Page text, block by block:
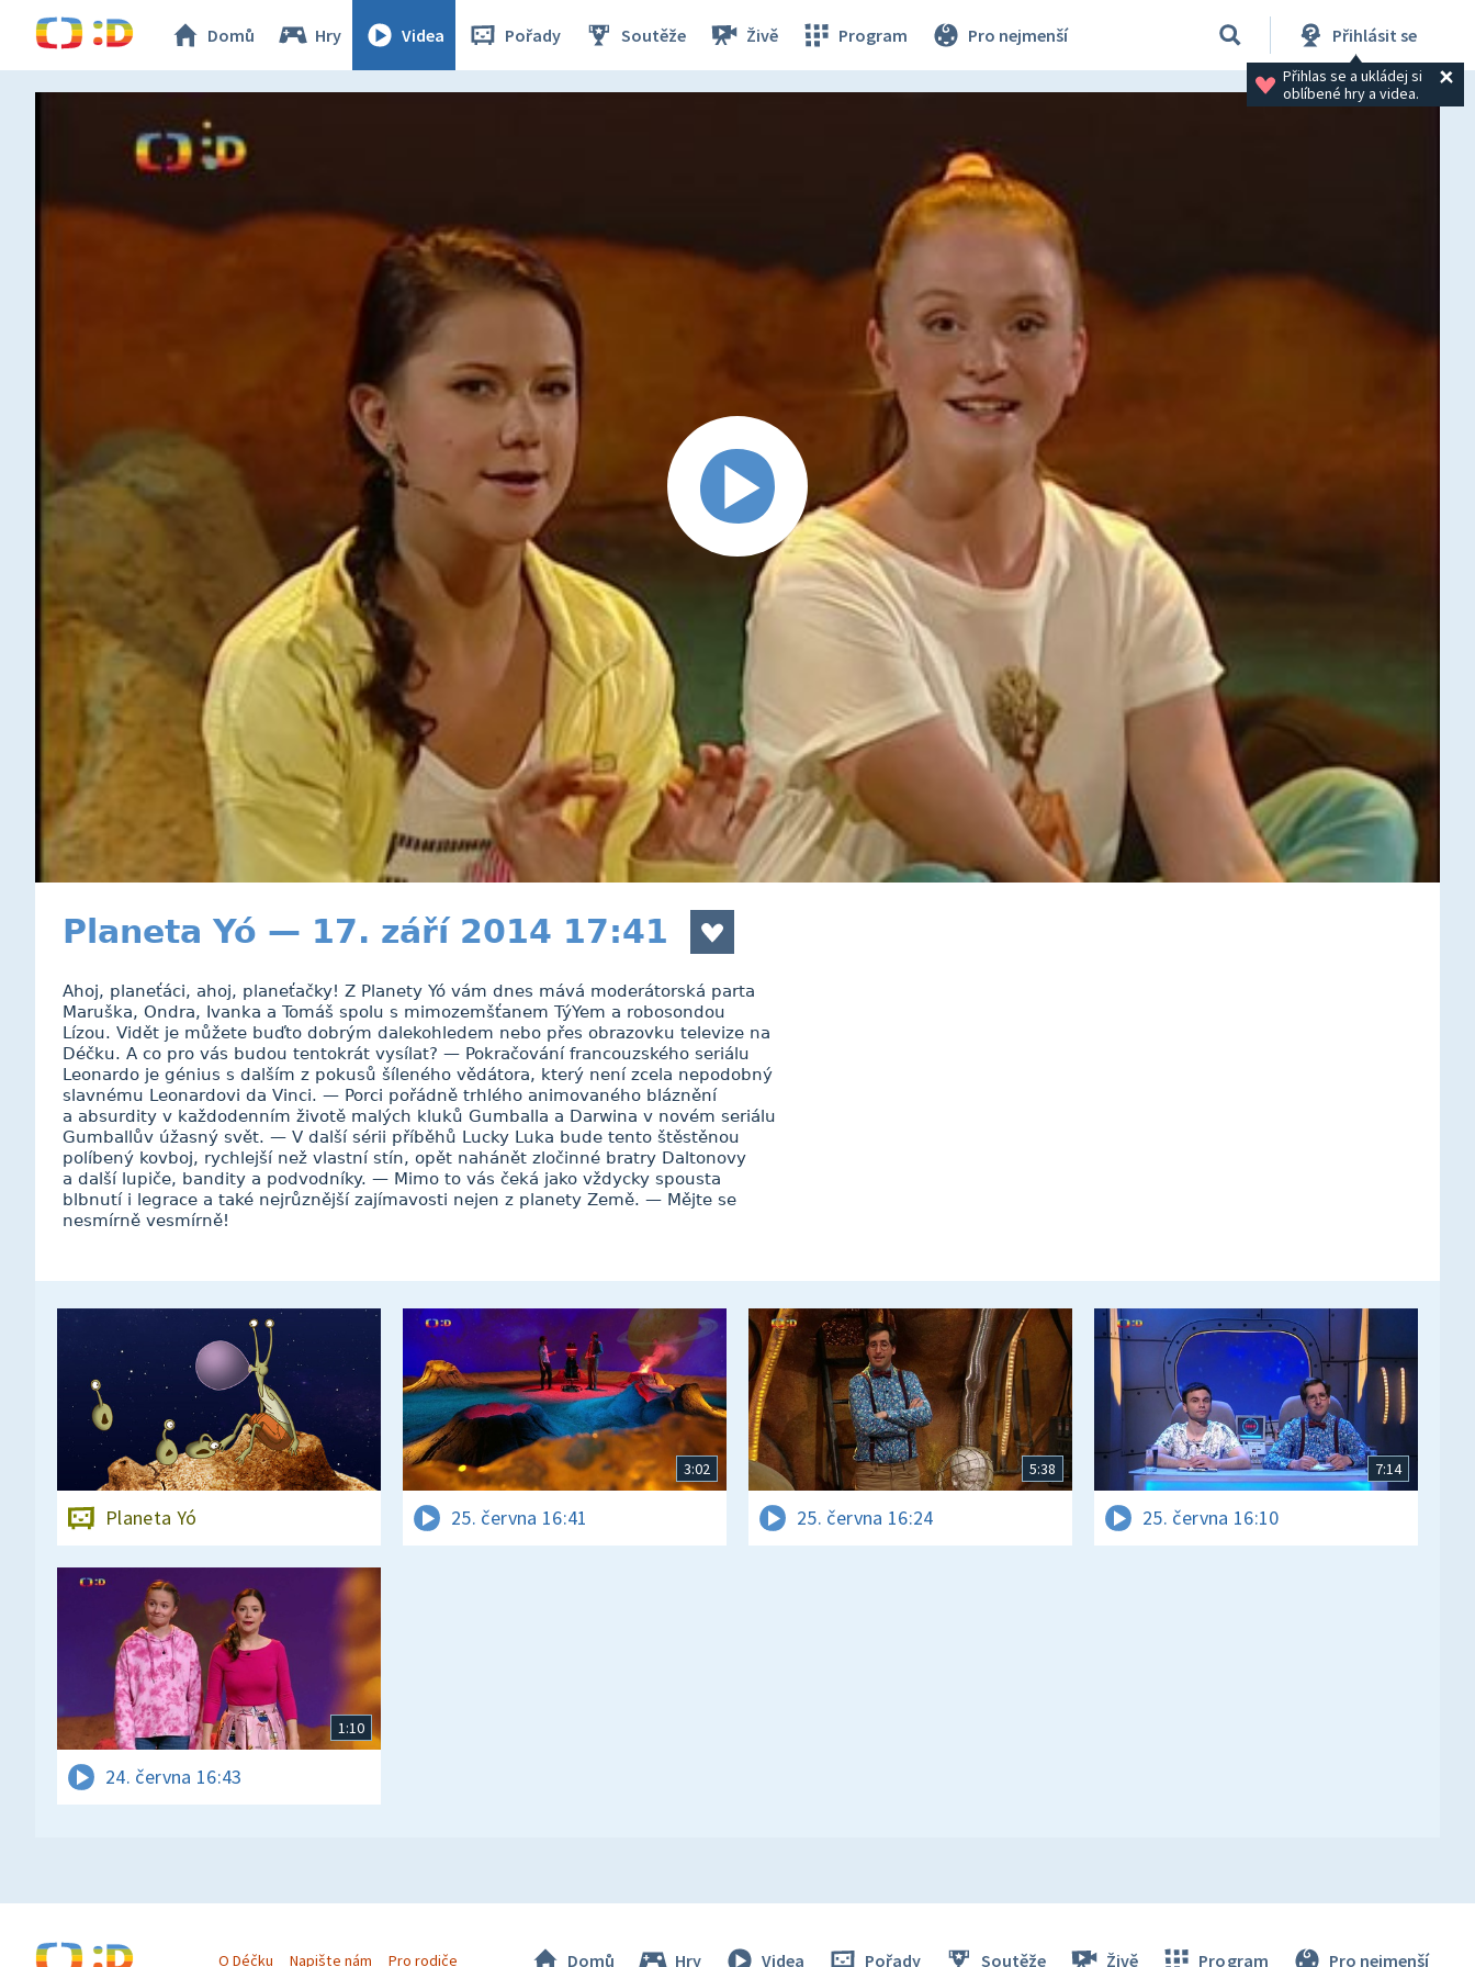
Domů Hry Videa Pořady Soutěže Živě Program Pro nejmenší Přihlásit se
Přihlas se a ukládej si
oblíbené hry a videa.
Planeta Yó — 17. září 2014 17:41
Ahoj, planeťáci, ahoj, planeťačky! Z Planety Yó vám dnes mává moderátorská parta
Maruška, Ondra, Ivanka a Tomáš spolu s mimozemšťanem TýYem a robosondou
Lízou. Vidět je můžete buďto dobrým dalekohledem nebo přes obrazovku televize na
Déčku. A co pro vás budou tentokrát vysílat? — Pokračování francouzského seriálu
Leonardo je génius s dalším z pokusů šíleného vědátora, který není zcela nepodobný
slavnému Leonardovi da Vinci. — Porci pořádně trhlého animovaného bláznění
a absurdity v každodenním životě malých kluků Gumballa a Darwina v novém seriálu
Gumballův úžasný svět. — V další sérii příběhů Lucky Luka bude tento štěstěnou
políbený kovboj, rychlejší než vlastní stín, opět nahánět zločinné bratry Daltonovy
a další lupiče, bandity a podvodníky. — Mimo to vás čeká jako vždycky spousta
blbnutí i legrace a také nejrůznější zajímavosti nejen z planety Země. — Mějte se
nesmírně vesmírně!
Planeta Yó
3:02
25. června 16:41
5:38
25. června 16:24
7:14
25. června 16:10
1:10
24. června 16:43
O Déčku Napište nám Pro rodiče Domů Hry Videa Pořady Soutěže Živě Program Pro nejmenší